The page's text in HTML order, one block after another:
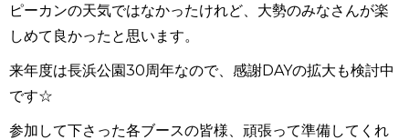
ピーカンの天気ではなかったけれど、大勢のみなさんが楽
しめて良かったと思います。
来年度は長浜公園30周年なので、感謝DAYの拡大も検討中
です☆
参加して下さった各ブースの皆様、頑張って準備してくれ